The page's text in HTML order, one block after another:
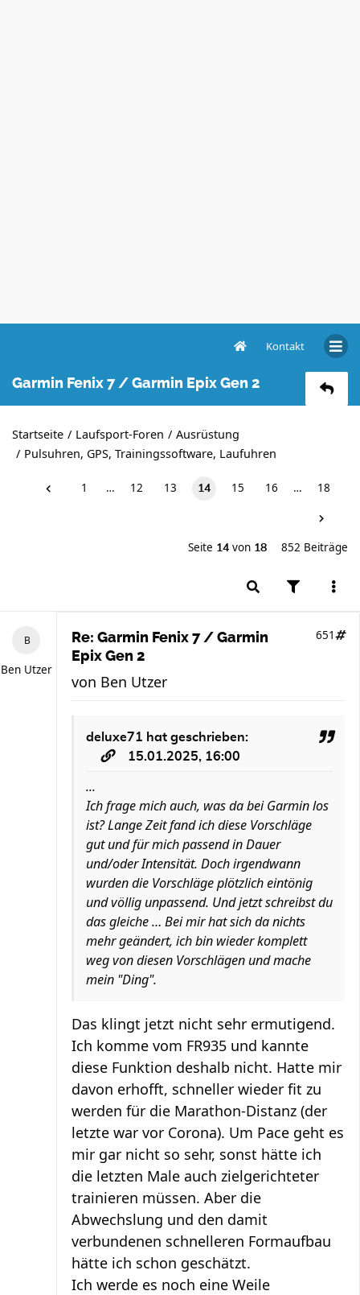
Kontakt
Garmin Fenix 7 / Garmin Epix Gen 2
Startseite Laufsport-Foren
Ausrüstung
Pulsuhren, GPS, Trainingssoftware, Laufuhren
1 … 12 13 14 15 16 … 18
Seite 14 von 18 852 Beiträge
Ben Utzer
Re: Garmin Fenix 7 / Garmin
Epix Gen 2
651
von Ben Utzer
deluxe71 hat geschrieben:
15.01.2025, 16:00
...
Ich frage mich auch, was da bei Garmin los
ist? Lange Zeit fand ich diese Vorschläge
gut und für mich passend in Dauer
und/oder Intensität. Doch irgendwann
wurden die Vorschläge plötzlich eintönig
und völlig unpassend. Und jetzt schreibst du
das gleiche … Bei mir hat sich da nichts
mehr geändert, ich bin wieder komplett
weg von diesen Vorschlägen und mache
mein "Ding".
Das klingt jetzt nicht sehr ermutigend.
Ich komme vom FR935 und kannte
diese Funktion deshalb nicht. Hatte mir
davon erhofft, schneller wieder fit zu
werden für die Marathon-Distanz (der
letzte war vor Corona). Um Pace geht es
mir gar nicht so sehr, sonst hätte ich
die letzten Male auch zielgerichteter
trainieren müssen. Aber die
Abwechslung und den damit
verbundenen schnelleren Formaufbau
hätte ich schon geschätzt.
Ich werde es noch eine Weile